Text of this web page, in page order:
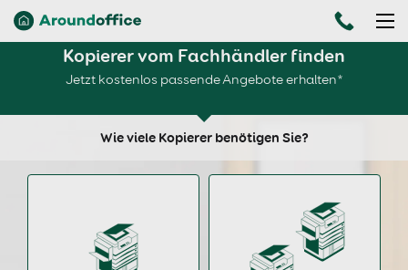
Kopierer vom Fachhändler finden
Jetzt kostenlos passende Angebote erhalten*
Wie viele Kopierer benötigen Sie?